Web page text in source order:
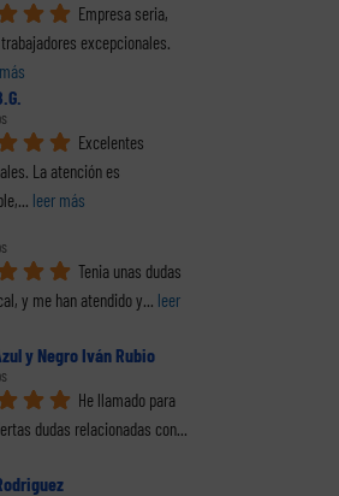
Empresa seria,
excepcionales.
Excelentes
La atención es
... leer más
Tenia unas dudas
y me han atendido y... leer
y Negro Iván Rubio
He llamado para
dudas relacionadas con